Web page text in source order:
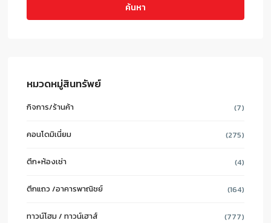
ค้นหา
หมวดหมู่สินทรัพย์
กิจการ/ร้านค้า (7)
คอนโดมิเนี่ยม (275)
ตึก+ห้องเช่า (4)
ตึกแถว /อาคารพาณิชย์ (164)
ทาวน์โฮม / ทาวน์เฮาส์ (777)